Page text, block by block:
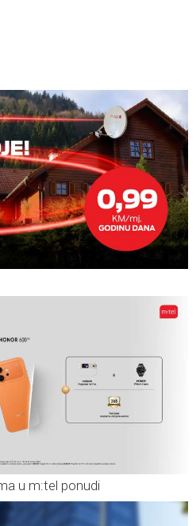
u m:tel ponudi